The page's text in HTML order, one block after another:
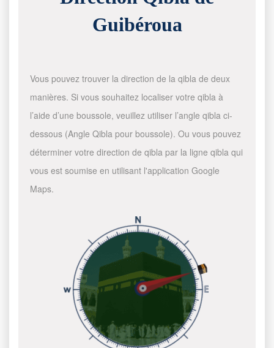
Guibéroua
Vous pouvez trouver la direction de la qibla de deux
manières. Si vous souhaitez localiser votre qibla à
l’aide d’une boussole, veuillez utiliser l’angle qibla ci-
dessous (Angle Qibla pour boussole). Ou vous pouvez
déterminer votre direction de qibla par la ligne qibla qui
vous est soumise en utilisant l'application Google
Maps.